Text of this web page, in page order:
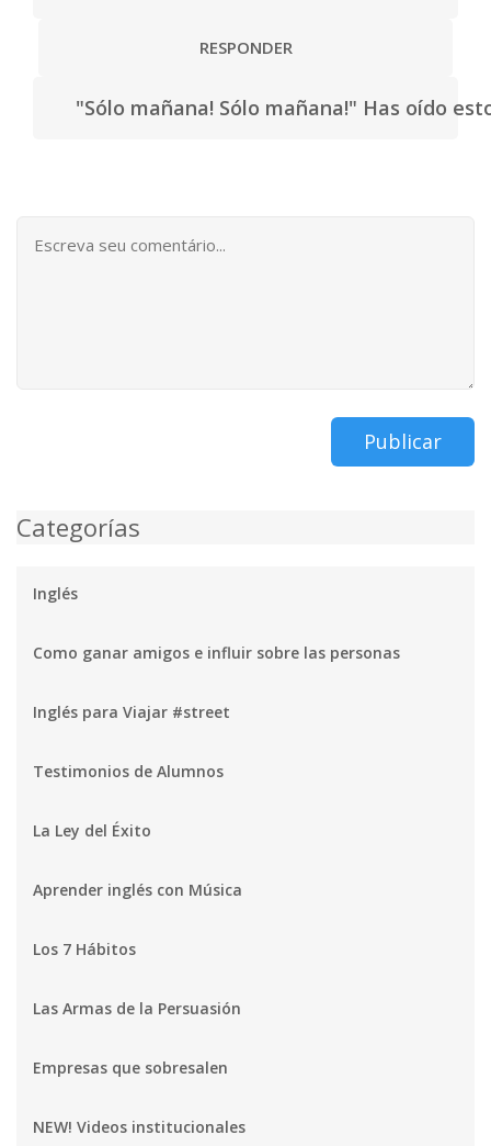
RESPONDER
"Sólo mañana! Sólo mañana!" Has oído
Publicar
Categorías
Inglés
Como ganar amigos e influir sobre las personas
Inglés para Viajar #street
Testimonios de Alumnos
La Ley del Éxito
Aprender inglés con Música
Los 7 Hábitos
Las Armas de la Persuasión
Empresas que sobresalen
NEW! Videos institucionales